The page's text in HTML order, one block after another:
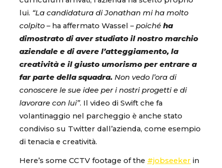
lui. “La candidatura di Jonathan mi ha molto
colpito – ha affermato Wassel – poiché ha
dimostrato di aver studiato il nostro marchio
aziendale e di avere l’atteggiamento, la
creatività e il giusto umorismo per entrare a
far parte della squadra. Non vedo l’ora di
conoscere le sue idee per i nostri progetti e di
lavorare con lui”. Il video di Swift che fa
volantinaggio nel parcheggio è anche stato
condiviso su Twitter dall’azienda, come esempio
di tenacia e creatività.
Here’s some CCTV footage of the #jobseeker in